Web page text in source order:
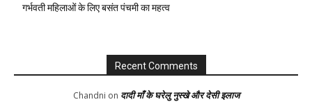
गर्भवती महिलाओं के लिए बसंत पंचमी का महत्व
Recent Comments
Chandni on दादी माँ के घरेलु नुस्खे और देसी इलाज